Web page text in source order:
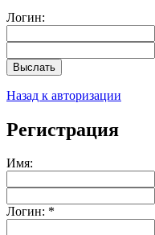
Логин:
Выслать
Назад к авторизации
Регистрация
Имя:
Логин: *